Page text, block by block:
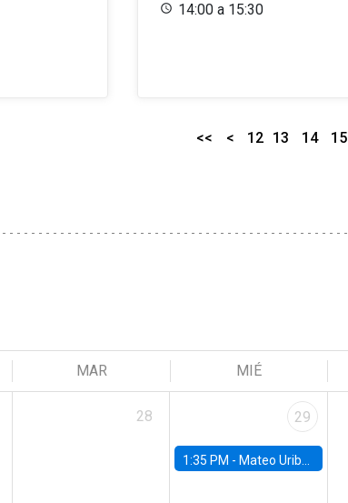
14:00 a 15:30
<< < 12 13 14 15
MAR MIÉ
28 29
1:35 PM - Mateo Uribe-Castro, Universidad de los Andes (Colombia)